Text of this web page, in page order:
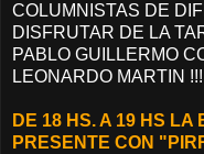
COLUMNISTAS DE
DISFRUTAR DE LA
PABLO GUILLERMO
LEONARDO MARTIN !!!
DE 18 HS. A 19 HS LA
PRESENTE CON